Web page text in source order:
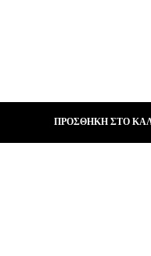
ΠΡΟΣΘΉΚΗ ΣΤΟ